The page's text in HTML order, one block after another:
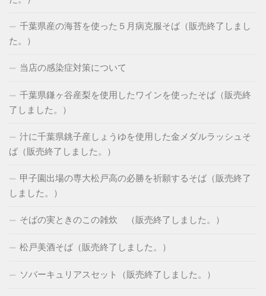
千葉県産の海苔を使った５月病克服そば（販売終了しまし
た。）
当店の感染症対策について
千葉県鎌ヶ谷産梨を使用したワインを使ったそば（販売終
了しました。）
汁に千葉県銚子産しょうゆを使用した金メダルラッシュそ
ば（販売終了しました。）
甲子園出場の専大松戸高の必勝を祈願するそば（販売終了
しました。）
そばの実ときのこの雑炊 （販売終了しました。）
松戸美酒そば（販売終了しました。）
ソバーキュリアスセット（販売終了しました。）